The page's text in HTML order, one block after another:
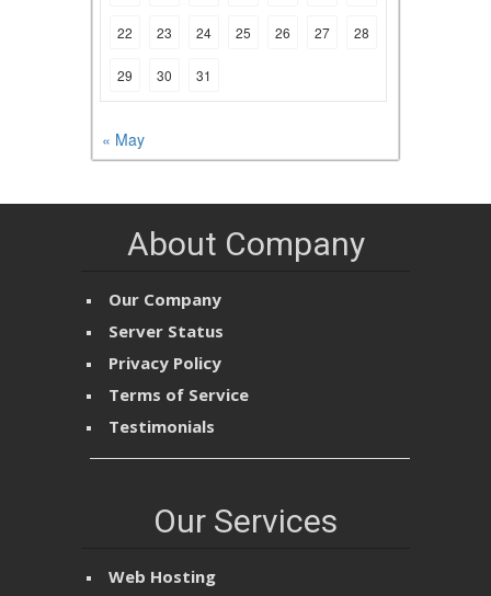
22 23 24 25 26 27 28
29 30 31
« May
About Company
Our Company
Server Status
Privacy Policy
Terms of Service
Testimonials
Our Services
Web Hosting